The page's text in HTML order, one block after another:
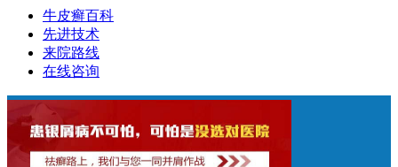
牛皮癣百科
先进技术
来院路线
在线咨询